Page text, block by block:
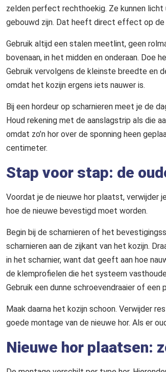
zelden perfect rechthoekig. Ze kunnen
gebouwd zijn. Dat heeft direct effect op de
Gebruik altijd een stalen meetlint, geen
bovenaan, in het midden en onderaan. Doe
Gebruik vervolgens de kleinste breedte en
omdat het kozijn ergens iets nauwer is.
Bij een hordeur op scharnieren meet je de
Houd rekening met de aanslagstrip als die
omdat zo’n hor over de sponning heen
centimeter.
Stap voor stap: de
Voordat je de nieuwe hor plaatst, verwijder
hoe de nieuwe bevestigd moet worden.
Begin bij de scharnieren of het
scharnieren aan de zijkant van het kozijn.
in het scharnier, want dat geeft aan hoe
de klemprofielen die het systeem
Gebruik een dunne schroevendraaier of
Maak daarna het kozijn schoon. Verwijder
goede montage van de nieuwe hor. Als er
Nieuwe hor plaatsen: